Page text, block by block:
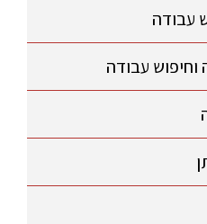
עבודה
וחיפוש עבודה